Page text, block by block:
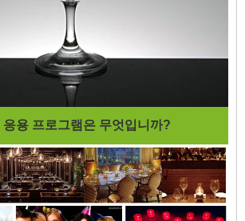
응용 프로그램은 무엇입니까?